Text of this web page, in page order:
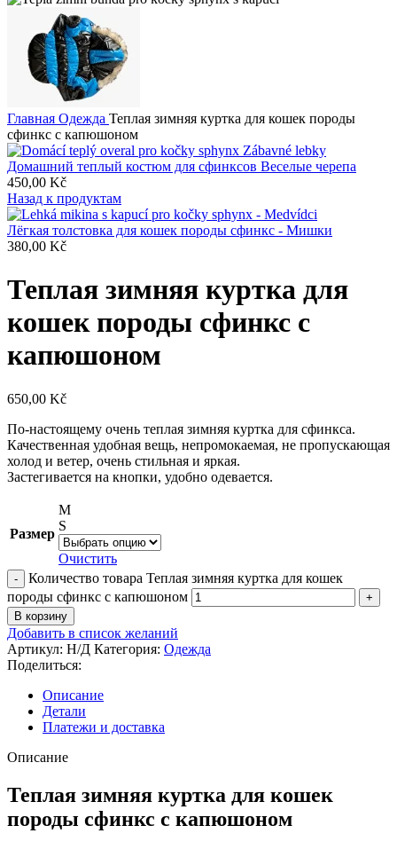
Главная Одежда Теплая зимняя куртка для кошек породы
сфинкс с капюшоном
Домашний теплый костюм для сфинксов Веселые черепа
450,00 Kč
Назад к продуктам
Лёгкая толстовка для кошек породы сфинкс - Мишки
380,00 Kč
Теплая зимняя куртка для
кошек породы сфинкс с
капюшоном
650,00 Kč
По-настоящему очень теплая зимняя куртка для сфинкса.
Качественная удобная вещь, непромокаемая, не пропускающая
холод и ветер, очень стильная и яркая.
Застегивается на кнопки, удобно одевается.
Размер
M
S
Очистить
Количество товара Теплая зимняя куртка для кошек
породы сфинкс с капюшоном
В корзину
Добавить в список желаний
Артикул: Н/Д Категория: Одежда
Поделиться:
Описание
Детали
Платежи и доставка
Описание
Теплая зимняя куртка для кошек
породы сфинкс с капюшоном